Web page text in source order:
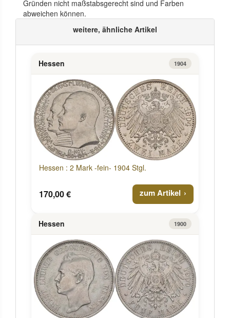
Gründen nicht maßstabsgerecht sind und Farben
abweichen können.
weitere, ähnliche Artikel
Hessen 1904
Hessen : 2 Mark -fein- 1904 Stgl.
170,00 € zum Artikel
Hessen 1900